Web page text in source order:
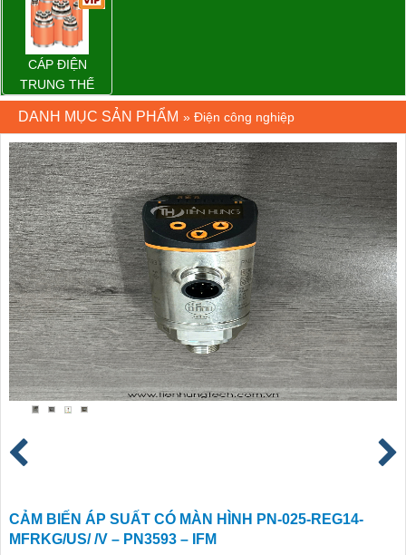
CÁP ĐIỆN
TRUNG THẾ
DANH MỤC SẢN PHẨM » Điện công nghiệp
CẢM BIẾN ÁP SUẤT CÓ MÀN HÌNH PN-025-REG14-
MFRKG/US/ /V – PN3593 – IFM